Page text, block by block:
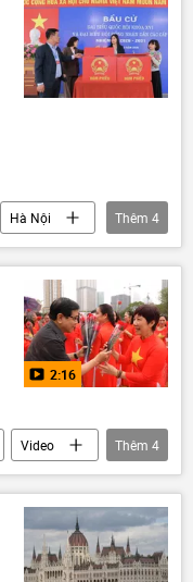
Hà Nội
cử tri
Thêm 4
2:16
Video
Thêm 4